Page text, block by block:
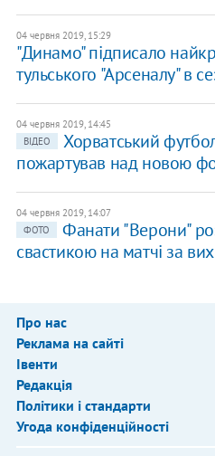
04 червня 2019, 15:29
"Динамо" підписало
тульського "Арсеналу" в
04 червня 2019, 14:45
ВІДЕО
Хорватський
пожартував над новою
04 червня 2019, 14:07
ФОТО
Фанати "Верони"
свастикою на матчі за
Про нас
Реклама на сайті
Івенти
Редакція
Політики і стандарти
Угода конфіденційності